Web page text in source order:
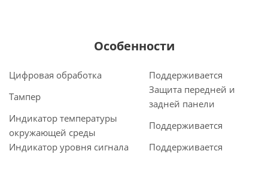
Особенности
Цифровая обработка
Поддерживается
Тампер
Защита передней и
задней панели
Индикатор температуры
окружающей среды
Поддерживается
Индикатор уровня сигнала
Поддерживается